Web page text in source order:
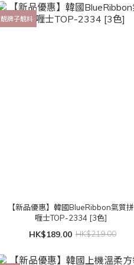
靚牌子靚料
【新品優惠】韓國BlueRibbon氣質拼
喱士TOP-2334 [3色]
HK$189.00 HK$219.00